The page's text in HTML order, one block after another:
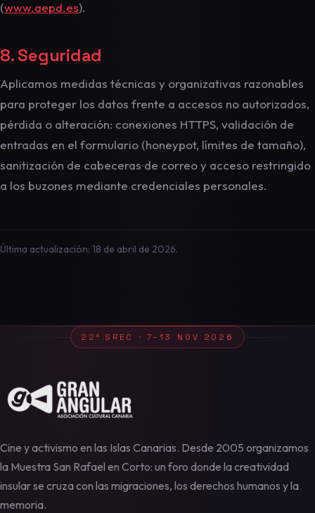
(www.aepd.es).
8. Seguridad
Aplicamos medidas técnicas y organizativas razonables
para proteger los datos frente a accesos no autorizados,
pérdida o alteración: conexiones HTTPS, validación de
entradas en el formulario (honeypot, límites de tamaño),
sanitización de cabeceras de correo y acceso restringido
a los buzones mediante credenciales personales.
Última actualización: 18 de abril de 2026.
22ª SREC · 7–13 NOV 2026
Cine y activismo en las Islas Canarias. Desde 2005 organizamos
la Muestra San Rafael en Corto: un foro donde la creatividad
insular se cruza con las migraciones, los derechos humanos y la
memoria.